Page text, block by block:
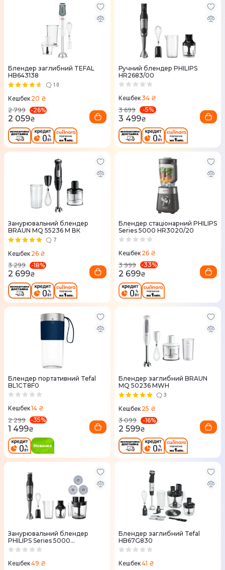
Блендер заглибний TEFAL
HB643138
10
Кешбек 20 ₴
2 799
-26%
2 059₴
Ручний блендер PHILIPS
HR2683/00
Кешбек34 ₴
3 699
-5%
3 499₴
Занурювальний блендер
BRAUN MQ 55236 M ВК
7
Кешбек 26 ₴
3 299
-18%
2 699₴
Блендер стаціонарний PHILIPS
Series 5000 HR3020/20
Кешбек 26 ₴
3 999
-33%
2 699₴
Блендер портативний Tefal
BL1CT8F0
Кешбек14 ₴
2 299
-35%
1 499₴
Блендер заглибний BRAUN
MQ 50236 MWH
3
Кешбек 25 ₴
3 099
-16%
2 599₴
Занурювальний блендер
PHILIPS Series 5000
HR2685/00
Кешбек49 ₴
Блендер заглибний Tefal
HB67G830
Кешбек41 ₴